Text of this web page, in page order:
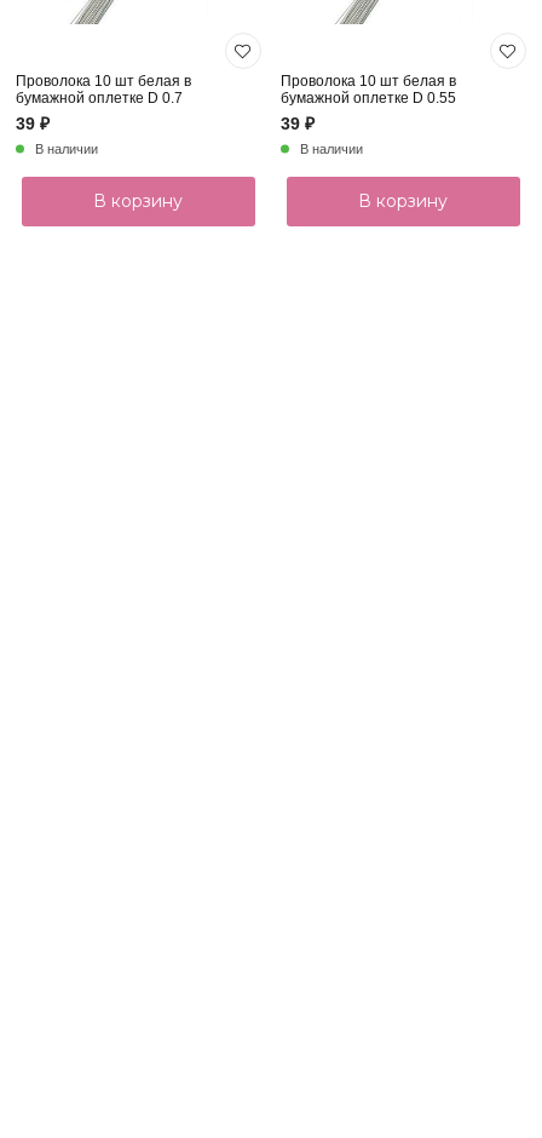
Проволока 10 шт белая в
бумажной оплетке D 0.7
39 ₽
В наличии
В корзину
Проволока 10 шт белая в
бумажной оплетке D 0.55
39 ₽
В наличии
В корзину